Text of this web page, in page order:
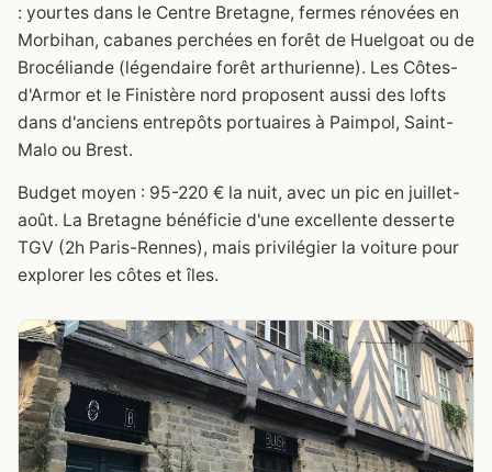
: yourtes dans le Centre Bretagne, fermes rénovées en
Morbihan, cabanes perchées en forêt de Huelgoat ou de
Brocéliande (légendaire forêt arthurienne). Les Côtes-
d'Armor et le Finistère nord proposent aussi des lofts
dans d'anciens entrepôts portuaires à Paimpol, Saint-
Malo ou Brest.
Budget moyen : 95-220 € la nuit, avec un pic en juillet-
août. La Bretagne bénéficie d'une excellente desserte
TGV (2h Paris-Rennes), mais privilégier la voiture pour
explorer les côtes et îles.